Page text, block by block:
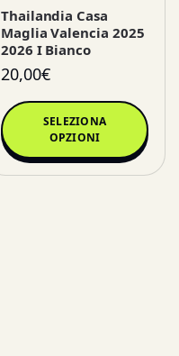
Thailandia Casa
Maglia Valencia 2025
2026 I Bianco
20,00€
SELEZIONA
OPZIONI